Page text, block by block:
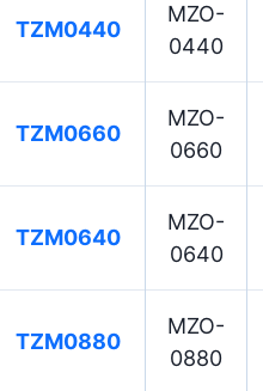
TZM0440
MZO-
0440
TZM0660
MZO-
0660
TZM0640
MZO-
0640
TZM0880
MZO-
0880